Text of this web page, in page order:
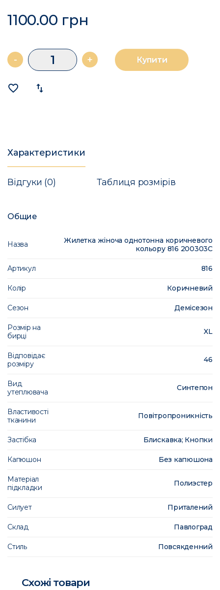
1100.00 грн
- + Купити
favorite_border import_export
Характеристики
Відгуки (0) Таблиця розмірів
Общие
Назва
Жилетка жіноча однотонна коричневого
кольору 816 200303C
Артикул 816
Колір Коричневий
Сезон Демісезон
Розмір на
бирці
XL
Відповідає
розміру
46
Вид
утеплювача
Синтепон
Властивості
тканини
Повітропроникність
Застібка Блискавка; Кнопки
Капюшон Без капюшона
Матеріал
підкладки
Полиэстер
Силует Приталений
Склад Павлоград
Стиль Повсякденний
Схожі товари